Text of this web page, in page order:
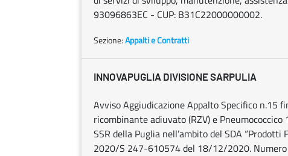
93096863EC - CUP: B31C22000000002.
Sezione:Appalti e Contratti
INNOVAPUGLIA DIVISIONE SARPULIA
Avviso Aggiudicazione Appalto Specifico n.15
ricombinante adiuvato (RZV) e
SSR della Puglia nell’ambito del SDA
2020/S 247-610574 del 18/12/2020.